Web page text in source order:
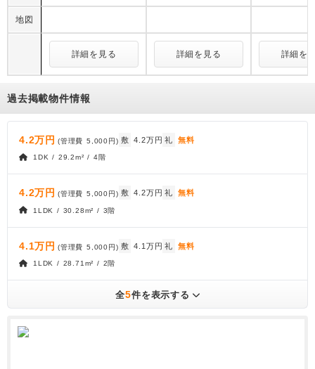
地図
詳細を見る 詳細を見る 詳細を
過去掲載物件情報
4.2万円 (管理費 5,000円) 敷 4.2万円 礼 無料
1DK / 29.2m² / 4階
4.2万円 (管理費 5,000円 ) 敷 4.2万円 礼 無料
1LDK / 30.28m² / 3階
4.1万円 (管理費 5,000円) 敷 4.1万円 礼 無料
1LDK / 28.71m² / 2階
全5件を表示する